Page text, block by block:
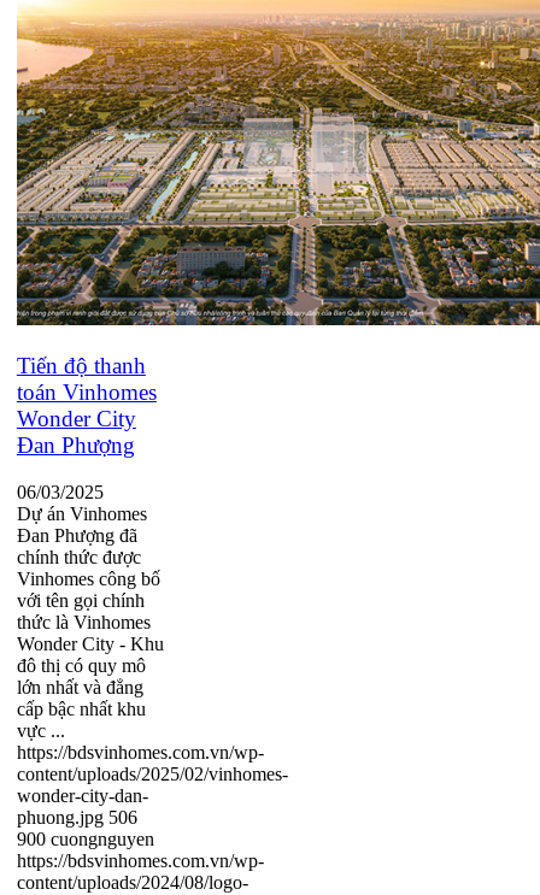
Tiến độ thanh
toán Vinhomes
Wonder City
Đan Phượng
06/03/2025
Dự án Vinhomes
Đan Phượng đã
chính thức được
Vinhomes công bố
với tên gọi chính
thức là Vinhomes
Wonder City - Khu
đô thị có quy mô
lớn nhất và đẳng
cấp bậc nhất khu
vực ...
https://bdsvinhomes.com.vn/wp-
content/uploads/2025/02/vinhomes-
wonder-city-dan-
phuong.jpg 506
900 cuongnguyen
https://bdsvinhomes.com.vn/wp-
content/uploads/2024/08/logo-